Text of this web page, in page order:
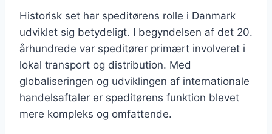
Historisk set har speditørens rolle i Danmark
udviklet sig betydeligt. I begyndelsen af det 20.
århundrede var speditører primært involveret i
lokal transport og distribution. Med
globaliseringen og udviklingen af internationale
handelsaftaler er speditørens funktion blevet
mere kompleks og omfattende.